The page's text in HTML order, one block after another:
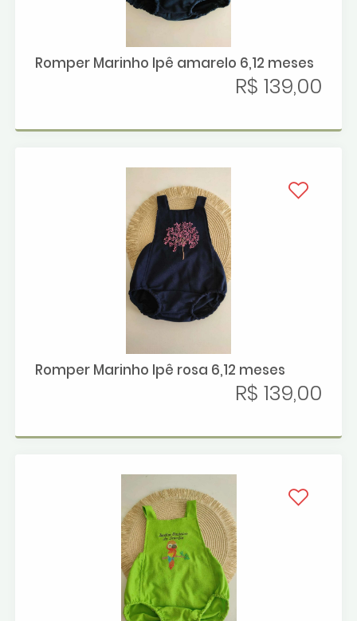
Romper Marinho Ipê amarelo 6,12 meses
R$ 139,00
Romper Marinho Ipê rosa 6,12 meses
R$ 139,00